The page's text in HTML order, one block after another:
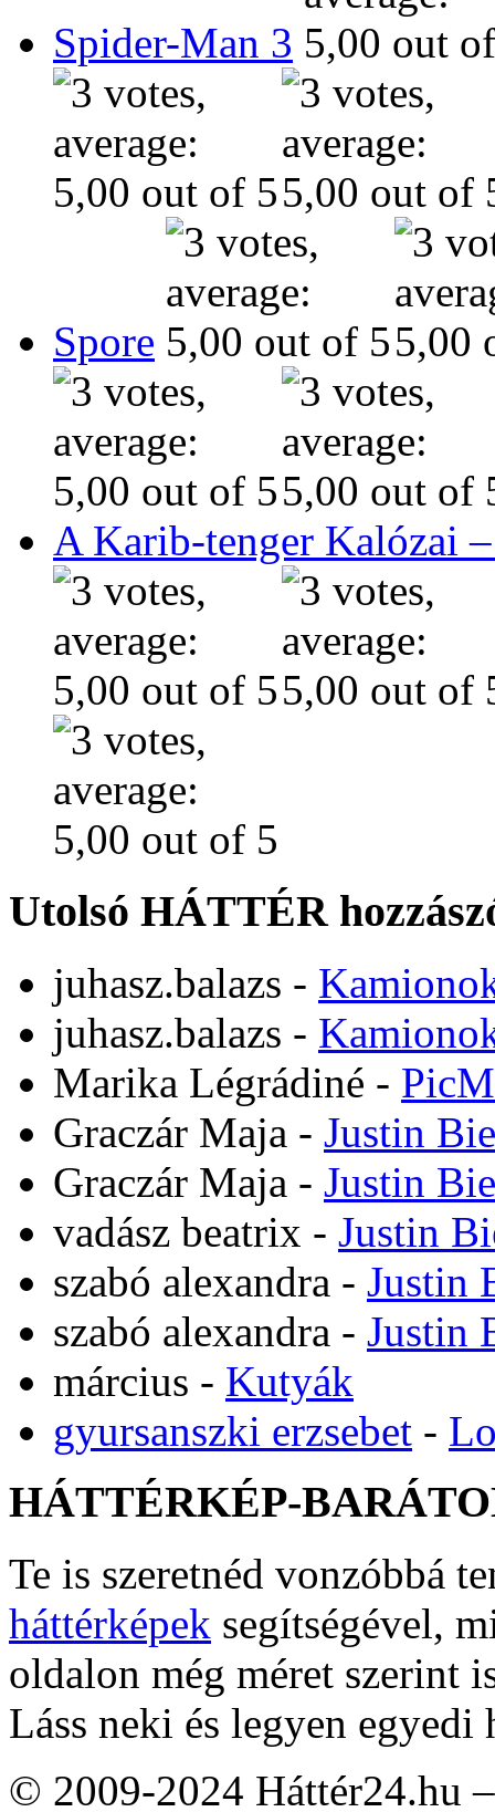
Spider-Man 3
Spore
A Karib-tenger Kalózai
Utolsó HÁTTÉR
juhasz.balazs -
juhasz.balazs -
Marika Légrádiné -
Graczár Maja - Justin
Graczár Maja - Justin
vadász beatrix - Justin
szabó alexandra - Justin
szabó alexandra - Justin
március - Kutyák
gyursanszki erzsebet -
HÁTTÉRKÉP-
Te is szeretnéd vonzóbbá
háttérképek segítségével,
oldalon még méret szerint
Láss neki és legyen egyedi
© 2009-2024 Háttér24.hu